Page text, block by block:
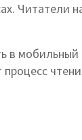
Читатели